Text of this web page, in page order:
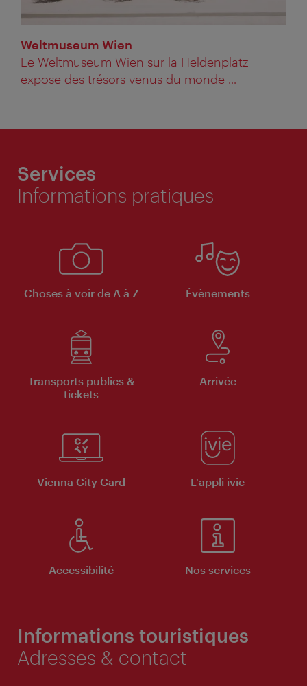
Weltmuseum Wien
Le Weltmuseum Wien sur la Heldenplatz
expose des trésors venus du monde ...
Services
Informations pratiques
Choses à voir de A à Z Évènements
Transports publics &
tickets
Arrivée
Vienna City Card L'appli ivie
Accessibilité Nos services
Informations touristiques
Adresses & contact